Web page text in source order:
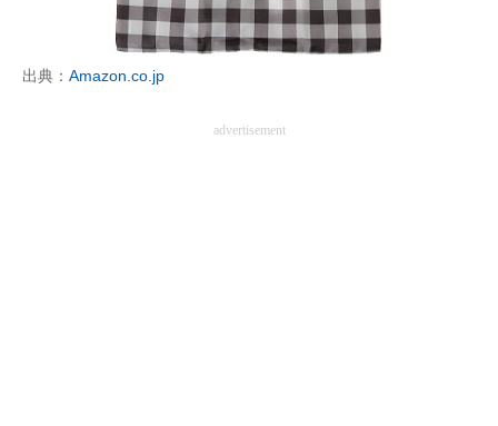
出典： Amazon.co.jp
advertisement